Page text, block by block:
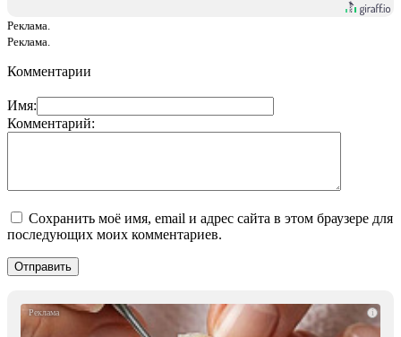
Реклама.
Реклама.
Комментарии
Имя:
Комментарий:
Сохранить моё имя, email и адрес сайта в этом браузере для
последующих моих комментариев.
i